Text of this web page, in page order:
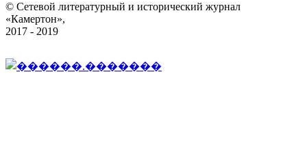
© Сетевой литературный и исторический журнал
«Камертон»,
2017 - 2019